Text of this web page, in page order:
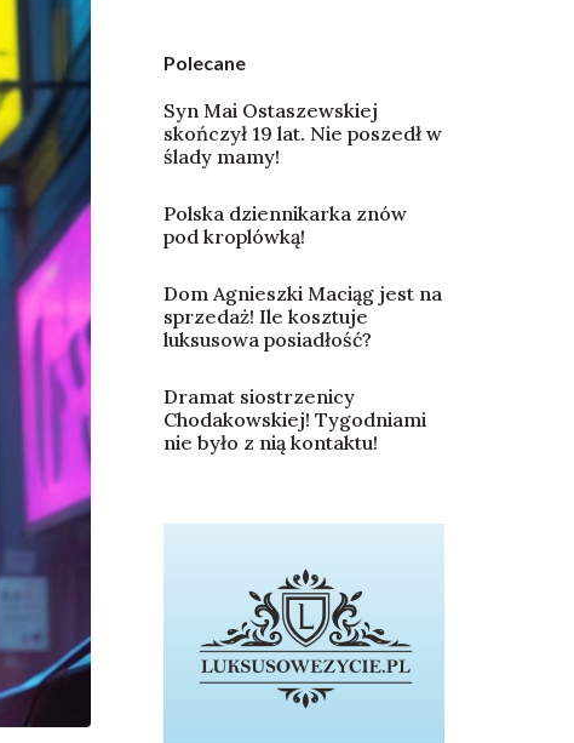
Polecane
Syn Mai Ostaszewskiej
skończył 19 lat. Nie poszedł w
ślady mamy!
Polska dziennikarka znów
pod kroplówką!
Dom Agnieszki Maciąg jest na
sprzedaż! Ile kosztuje
luksusowa posiadłość?
Dramat siostrzenicy
Chodakowskiej! Tygodniami
nie było z nią kontaktu!